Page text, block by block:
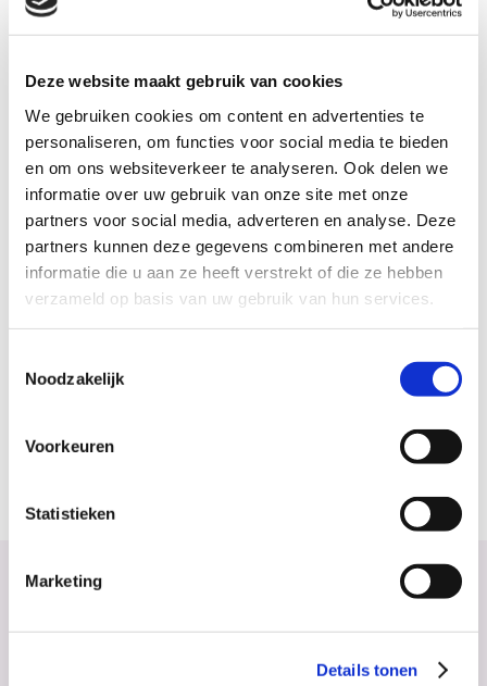
Deze website maakt gebruik van cookies
We gebruiken cookies om content en advertenties te
personaliseren, om functies voor social media te bieden
en om ons websiteverkeer te analyseren. Ook delen we
informatie over uw gebruik van onze site met onze
partners voor social media, adverteren en analyse. Deze
partners kunnen deze gegevens combineren met andere
informatie die u aan ze heeft verstrekt of die ze hebben
verzameld op basis van uw gebruik van hun services.
Noodzakelijk
Voorkeuren
Statistieken
Marketing
Details tonen